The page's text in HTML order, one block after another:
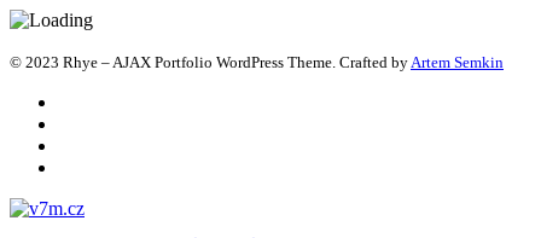
© 2023 Rhye – AJAX Portfolio WordPress Theme. Crafted byArtem Semkin